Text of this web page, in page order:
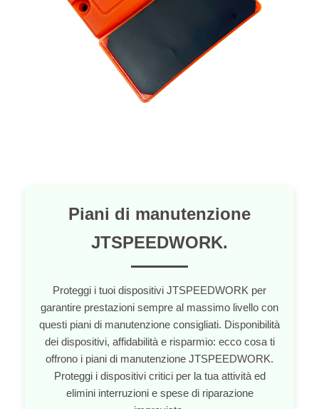
Piani di manutenzione
JTSPEEDWORK.
Proteggi i tuoi dispositivi JTSPEEDWORK per
garantire prestazioni sempre al massimo livello con
questi piani di manutenzione consigliati. Disponibilità
dei dispositivi, affidabilità e risparmio: ecco cosa ti
offrono i piani di manutenzione JTSPEEDWORK.
Proteggi i dispositivi critici per la tua attività ed
elimini interruzioni e spese di riparazione